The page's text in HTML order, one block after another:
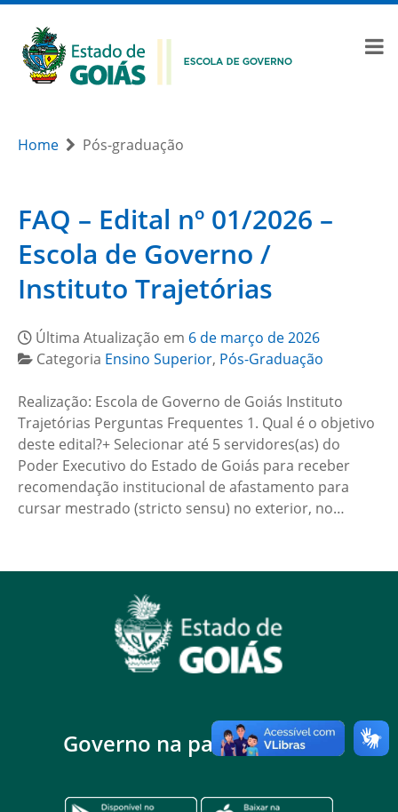
Home Pós-graduação
FAQ – Edital nº 01/2026 –
Escola de Governo /
Instituto Trajetórias
Última Atualização em 6 de março de 2026
Categoria Ensino Superior, Pós-Graduação
Realização: Escola de Governo de Goiás Instituto
Trajetórias Perguntas Frequentes 1. Qual é o objetivo
deste edital?+ Selecionar até 5 servidores(as) do
Poder Executivo do Estado de Goiás para receber
recomendação institucional de afastamento para
cursar mestrado (stricto sensu) no exterior, no…
Governo na palma da mão